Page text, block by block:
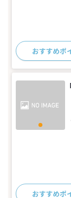
おすすめポ
おすすめポ